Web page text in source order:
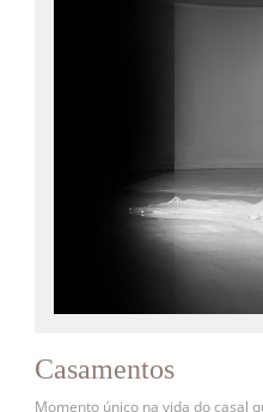
Casamentos
Momento único na vida do casal